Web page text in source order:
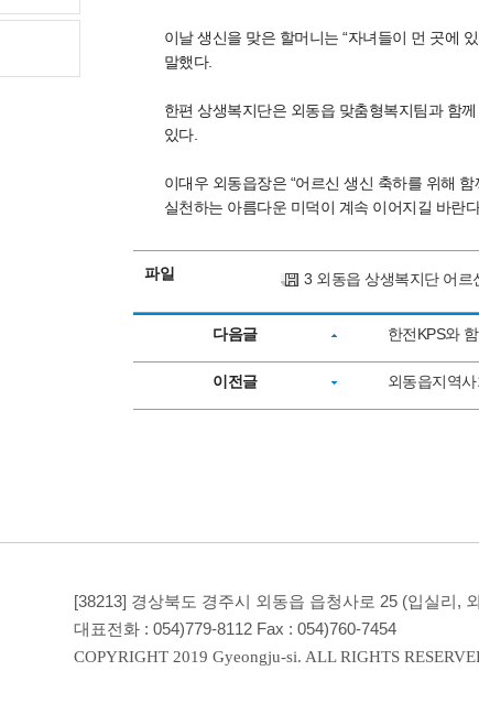
이날 생신을 맞은 할머니는 “자녀들이 먼 곳에
말했다.
한편 상생복지단은 외동읍 맞춤형복지팀과 함
있다.
이대우 외동읍장은 “어르신 생신 축하를 위해
실천하는 아름다운 미덕이 계속 이어지길 바란
파일 3 외동읍 상생복지단 어르
다음글 한전KPS와
이전글 외동읍지역
[38213] 경상북도 경주시 외동읍 읍청사로 25 (입실리,
대표전화 : 054)779-8112Fax : 054)760-7454
COPYRIGHT 2019 Gyeongju-si. ALL RIGHTS